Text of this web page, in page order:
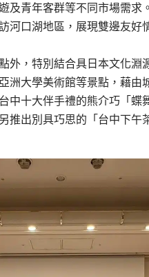
及青年客群等不同市場需求
河口湖地區，展現雙邊友
外，特別結合具日本文化淵
洲大學美術館等景點，藉由
中十大伴手禮的熊介巧「蝶
推出別具巧思的「台中下午